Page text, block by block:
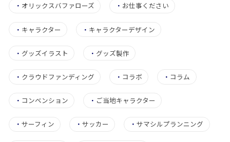
・ オリックスバファローズ ・ お仕事ください
・ キャラクター ・ キャラクターデザイン
・ グッズイラスト ・ グッズ製作
・ クラウドファンディング ・ コラボ ・ コラム
・ コンベンション ・ ご当地キャラクター
・ サーフィン ・サッカー ・サマシルプランニング